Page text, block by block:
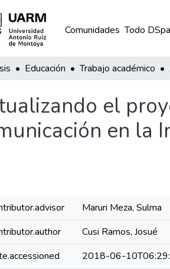
Comunidades Todo
Educación Trabajo académico
el
en la
Maruri Meza, Sulma
Cusi Ramos, Josué
2018-06-